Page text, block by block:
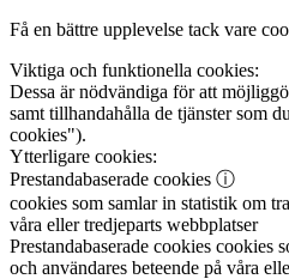
Få en bättre upplevelse tack vare
Viktiga och funktionella cookies:
Dessa är nödvändiga för att
samt tillhandahålla de tjänster som
cookies").
Ytterligare cookies:
Prestandabaserade cookies ⓘ
cookies som samlar in statistik om
våra eller tredjeparts webbplatser
Prestandabaserade cookies cookies
och användares beteende på våra